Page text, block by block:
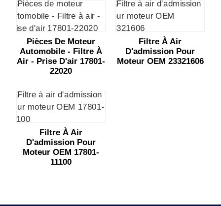
Pièces De Moteur
Automobile - Filtre À
Air - Prise D'air 17801-
22020
Filtre À Air
D'admission Pour
Moteur OEM 23321606
Filtre À Air
D'admission Pour
Moteur OEM 17801-
11100